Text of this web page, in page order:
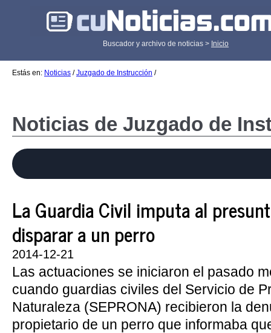
Buscador y archivo de noticias > Inicio
Estás en: Noticias /Juzgado de Instrucción /
Noticias de Juzgado de
La Guardia Civil imputa al
disparar a un perro
2014-12-21
Las actuaciones se iniciaron el pasado
cuando guardias civiles del Servicio de
Naturaleza (SEPRONA) recibieron la
propietario de un perro que informaba